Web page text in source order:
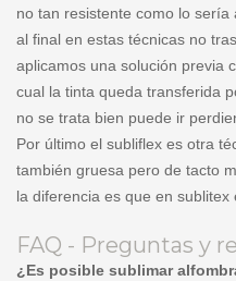
no tan resistente como lo
al final en estas técnicas no
aplicamos una solución previa
cual la tinta queda transferida
no se trata bien puede ir
Por último el subliflex es otra
también gruesa pero de tacto
la diferencia es que en
FAQ - Preguntas y
¿Es posible sublimar